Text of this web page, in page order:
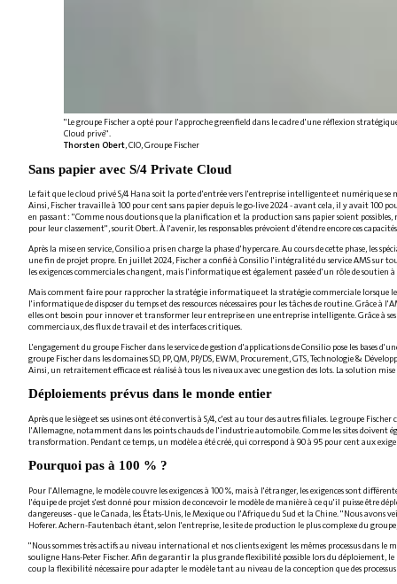
"Le groupe Fischer a opté pour l'approche greenfield dans le cadre d'une réflexion
Cloud privé".
Thorsten Obert, CIO, Groupe Fischer
Sans papier avec S/4 Private Cloud
Le fait que le cloud privé S/4 Hana soit la porte d'entrée vers l'entreprise intelligente et numérique
Ainsi, Fischer travaille à 100 pour cent sans papier depuis le go-live 2024 - avant cela, il y avait
en passant : "Comme nous doutions que la planification et la production sans papier soient
pour leur classement", sourit Obert. À l'avenir, les responsables prévoient d'étendre encore ces
Après la mise en service, Consilio a pris en charge la phase d'hypercare. Au cours de cette phase, les
une fin de projet propre. En juillet 2024, Fischer a confié à Consilio l'intégralité du service AMS sur
les exigences commerciales changent, mais l'informatique est également passée d'un rôle de
Mais comment faire pour rapprocher la stratégie informatique et la stratégie commerciale lorsque
l'informatique de disposer du temps et des ressources nécessaires pour les tâches de routine.
elles ont besoin pour innover et transformer leur entreprise en une entreprise intelligente. Grâce à
commerciaux, des flux de travail et des interfaces critiques.
L'engagement du groupe Fischer dans le service de gestion d'applications de Consilio pose les
groupe Fischer dans les domaines SD, PP, QM, PP/DS, EWM, Procurement, GTS, Technologie &
Ainsi, un retraitement efficace est réalisé à tous les niveaux avec une gestion des lots. La solution
Déploiements prévus dans le monde entier
Après que le siège et ses usines ont été convertis à S/4, c'est au tour des autres filiales. Le groupe
l'Allemagne, notamment dans les points chauds de l'industrie automobile. Comme les sites doivent
transformation. Pendant ce temps, un modèle a été créé, qui correspond à 90 à 95 pour cent aux
Pourquoi pas à 100 % ?
Pour l'Allemagne, le modèle couvre les exigences à 100 %, mais à l'étranger, les exigences sont
l'équipe de projet s'est donné pour mission de concevoir le modèle de manière à ce qu'il puisse
dangereuses - que le Canada, les États-Unis, le Mexique ou l'Afrique du Sud et la Chine. "Nous
Hoferer. Achern-Fautenbach étant, selon l'entreprise, le site de production le plus complexe du
"Nous sommes très actifs au niveau international et nos clients exigent les mêmes processus dans
souligne Hans-Peter Fischer. Afin de garantir la plus grande flexibilité possible lors du déploiement,
coup la flexibilité nécessaire pour adapter le modèle tant au niveau de la conception que des